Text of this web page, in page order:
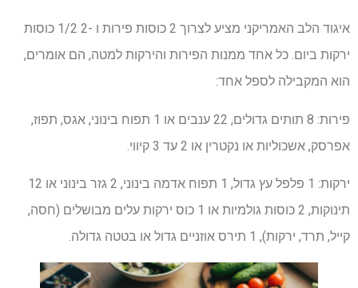
איגוד הלב האמריקני מציע לצרוך 2 כוסות פירות ו -2 1/2 כוסות
ירקות ביום. כל אחד ממנות הפירות והירקות למטה, הם אומרים,
הוא המקבילה לספל אחד:
פירות: 8 תותים גדולים, 22 ענבים או 1 תפוח בינוני, אגס, תפוז,
אפרסק, אשכוליות או נקטרין או 2 עד 3 קיווי.
ירקות: 1 פלפל עץ גדול, 1 תפוח אדמה בינוני, 2 גזר בינוני או 12
תינוקות, 2 כוסות גולמיות או 1 כוס ירקות עלים מבושלים (חסה,
קייל, תרד, ירקות), 1 תירס אוזניים גדול או בטטה גדולה.